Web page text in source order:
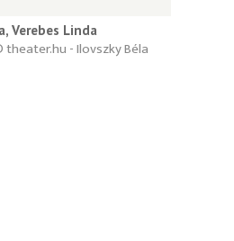
Verebes Linda
- Ilovszky Béla